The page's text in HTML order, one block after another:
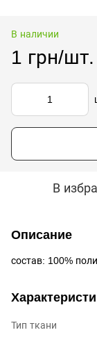
В наличии
1 грн/шт.
В
Описание
состав: 100%
Тип ткани